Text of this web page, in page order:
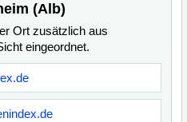
(Alb)
Ort zusätzlich aus
eingeordnet.